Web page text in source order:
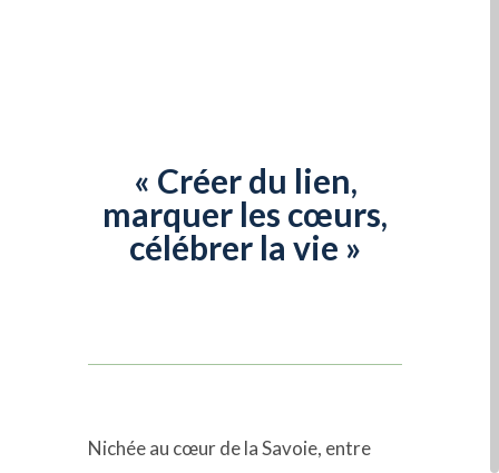
« Créer du lien,
marquer les cœurs,
célébrer la vie »
Nichée au cœur de la Savoie, entre